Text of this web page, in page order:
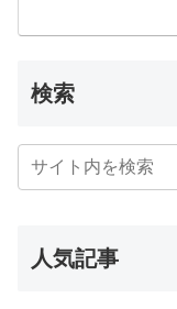
検索
人気記事